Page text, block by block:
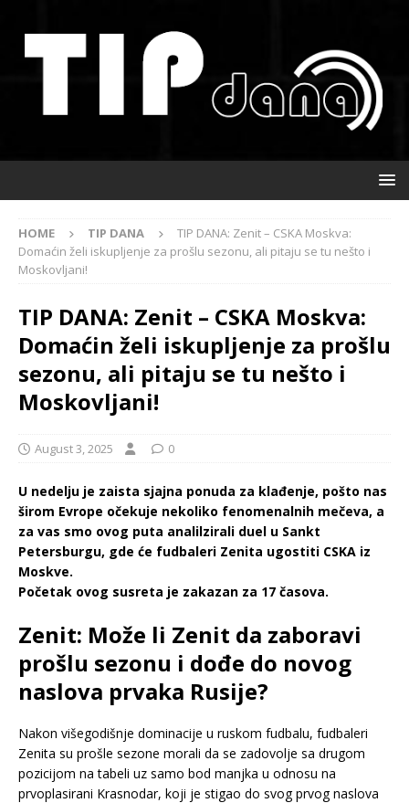
HOME TIP DANA
TIP DANA: Zenit – CSKA Moskva:
Domaćin želi iskupljenje za prošlu sezonu, ali pitaju se tu nešto i
Moskovljani!
TIP DANA: Zenit – CSKA Moskva:
Domaćin želi iskupljenje za prošlu
sezonu, ali pitaju se tu nešto i
Moskovljani!
August 3, 2025 0
U nedelju je zaista sjajna ponuda za klađenje, pošto nas
širom Evrope očekuje nekoliko fenomenalnih mečeva, a
za vas smo ovog puta analilzirali duel u Sankt
Petersburgu, gde će fudbaleri Zenita ugostiti CSKA iz
Moskve.
Početak ovog susreta je zakazan za 17 časova.
Zenit: Može li Zenit da zaboravi
prošlu sezonu i dođe do novog
naslova prvaka Rusije?
Nakon višegodišnje dominacije u ruskom fudbalu, fudbaleri
Zenita su prošle sezone morali da se zadovolje sa drugom
pozicijom na tabeli uz samo bod manjka u odnosu na
prvoplasirani Krasnodar, koji je stigao do svog prvog naslova